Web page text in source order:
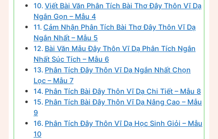
Viết Bài Văn Phân Tích Bài Thơ Đây Thôn Vĩ Dạ
Ngắn Gọn – Mẫu 4
Cảm Nhận Phân Tích Bài Thơ Đây Thôn Vĩ Dạ
Ngắn Nhất – Mẫu 5
Bài Văn Mẫu Đây Thôn Vĩ Dạ Phân Tích Ngắn
Nhất Súc Tích – Mẫu 6
Phân Tích Đây Thôn Vĩ Dạ Ngắn Nhất Chọn
Lọc – Mẫu 7
Phân Tích Bài Đây Thôn Vĩ Dạ Chi Tiết – Mẫu 8
Phân Tích Bài Đây Thôn Vĩ Dạ Nâng Cao – Mẫu
9
Phân Tích Đây Thôn Vĩ Dạ Học Sinh Giỏi – Mẫu
10